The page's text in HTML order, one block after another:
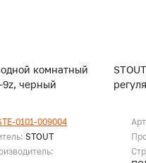
комнатный
9z, черный
0101-009004
STOUT